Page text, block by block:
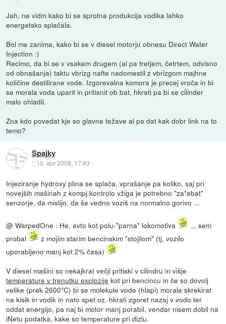
Jah, ne vidm kako bi se sprotna produkcija vodika lahko
energetsko splačala.
Bol me zanima, kako bi se v diesel motorju obnesu Direct Water
Injection :)
Recimo, da bi se v vsakem drugem (al pa tretjem, četrtem, odvisno
od obnašanja) taktu vbrizg nafte nadomestil z vbrizgom majhne
količine destilirane vode. Izgorevalna komora je precej vroča in bi
se morala voda uparit in pritisnit ob bat, hkrati pa bi se cilinder
malo ohladil.
Zna kdo povedat kje so glavne težave al pa dat kak dobr link na to
temo?
Spajky
:: 10. apr 2008, 17:43
Injeciranje hydroxy plina se splača, vprašanje pa koliko, saj pri
novejših mašinah z kompj.kontrolo vžiga je potrebno "za*ebat"
senzorje, da mislijo, da še vedno voziš na normalno gorivo ...
@ WarpedOne : He, avto kot polu-"parna" lokomotiva
... sem
probal
z mojim starim bencinskim "stojilom" (tj. vozilo
uporabljeno manj kot 2% časa)
V diesel mašini so nekajkrat večji pritiski v cilindru in višje
temperature v trenutku explozije kot pri bencincu in če so dovolj
velike (prek 2600°C) bi se molekule vode (hlapi) morale skrekirat
na kisik in vodik in nato spet oz. hkrati zgoret nazaj v vodo ter
oddat energijo, pa naj bi motor manj porabil, vendar nisem dobil na
iNetu podatka, kake so temperature pri dizlu.